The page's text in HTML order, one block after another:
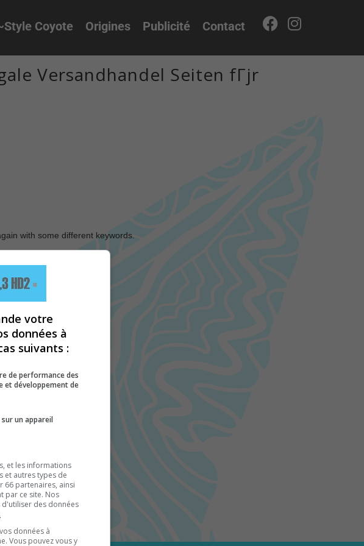
Coyote Origines Publicité Contact
Versandhandel Seiten fГјr
with some different keywords.
votre
données à
suivants :
de performance des
et développement de
un appareil
et les informations
et autres types de
66 partenaires, ainsi
par ce site. Nos
des données
données à
Vous pouvez vous y